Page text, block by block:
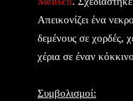
Απεικονίζει ένα
δεμένους σε χορδές,
χέρια σε έναν
Συμβολισμοί: